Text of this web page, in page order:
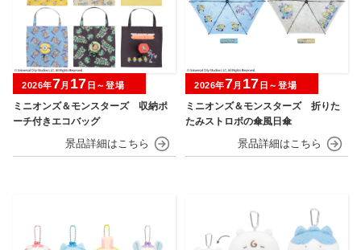
ミニオンズ＆モンスターズ 収納ポ
ーチ付きエコバッグ
2026年7月 17 日～登場
ミニオンズ＆モンスターズ 折りた
たみストロボの傘風日傘
2026年7月 17 日～登場